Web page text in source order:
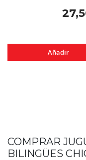
Añadir
COMPRAR
BILINGÜES